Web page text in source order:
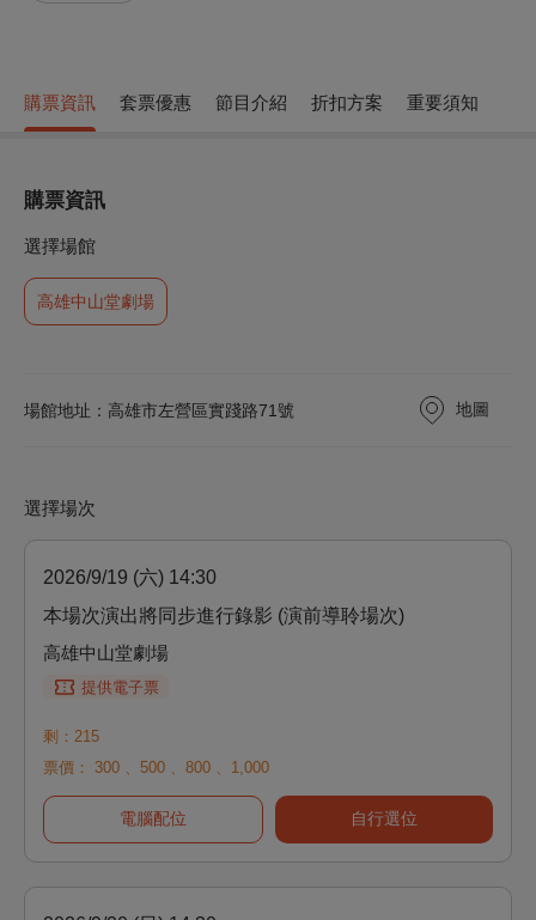
購票資訊 套票優惠 節目介紹 折扣方案 重要須知
購票資訊
選擇場館
高雄中山堂劇場
場館地址：高雄市左營區實踐路71號 地圖
選擇場次
2026/9/19 (六) 14:30
本場次演出將同步進行錄影 (演前導聆場次)
高雄中山堂劇場
提供電子票
剩：215
票價：
300 、 500 、 800 、 1,000
電腦配位 自行選位